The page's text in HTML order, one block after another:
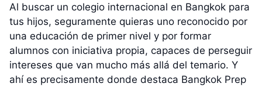
Al buscar un colegio internacional en Bangkok para
tus hijos, seguramente quieras uno reconocido por
una educación de primer nivel y por formar
alumnos con iniciativa propia, capaces de perseguir
intereses que van mucho más allá del temario. Y
ahí es precisamente donde destaca Bangkok Prep